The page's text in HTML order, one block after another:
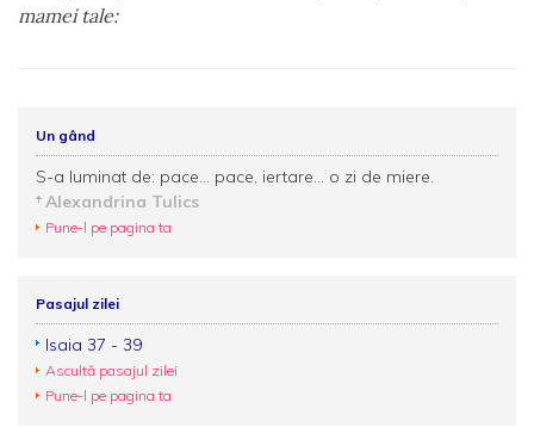
mamei tale:
Un gând
S-a luminat de: pace... pace, iertare... o zi de miere.
Alexandrina Tulics
Pune-l pe pagina ta
Pasajul zilei
Isaia 37 - 39
Ascultă pasajul zilei
Pune-l pe pagina ta